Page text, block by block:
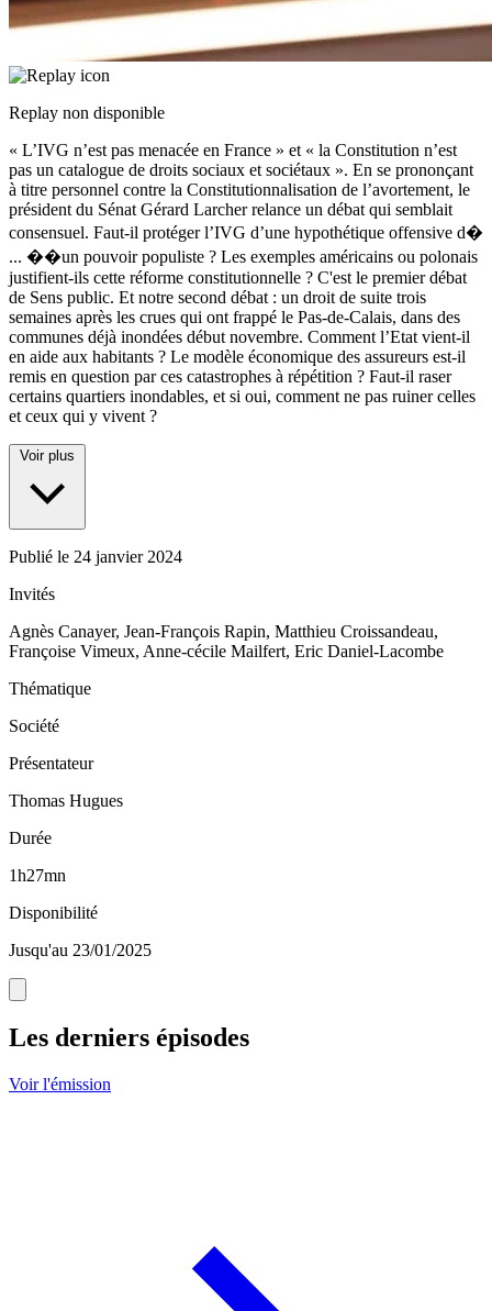
Replay non disponible
« L’IVG n’est pas menacée en France » et « la Constitution n’est
pas un catalogue de droits sociaux et sociétaux ». En se prononçant
à titre personnel contre la Constitutionnalisation de l’avortement, le
président du Sénat Gérard Larcher relance un débat qui semblait
consensuel. Faut-il protéger l’IVG d’une hypothétique offensive d�
... ��un pouvoir populiste ? Les exemples américains ou polonais
justifient-ils cette réforme constitutionnelle ? C'est le premier débat
de Sens public. Et notre second débat : un droit de suite trois
semaines après les crues qui ont frappé le Pas-de-Calais, dans des
communes déjà inondées début novembre. Comment l’Etat vient-il
en aide aux habitants ? Le modèle économique des assureurs est-il
remis en question par ces catastrophes à répétition ? Faut-il raser
certains quartiers inondables, et si oui, comment ne pas ruiner celles
et ceux qui y vivent ?
Voir plus
Publié le 24 janvier 2024
Invités
Agnès Canayer, Jean-François Rapin, Matthieu Croissandeau,
Françoise Vimeux, Anne-cécile Mailfert, Eric Daniel-Lacombe
Thématique
Société
Présentateur
Thomas Hugues
Durée
1h27mn
Disponibilité
Jusqu'au 23/01/2025
Les derniers épisodes
Voir l'émission